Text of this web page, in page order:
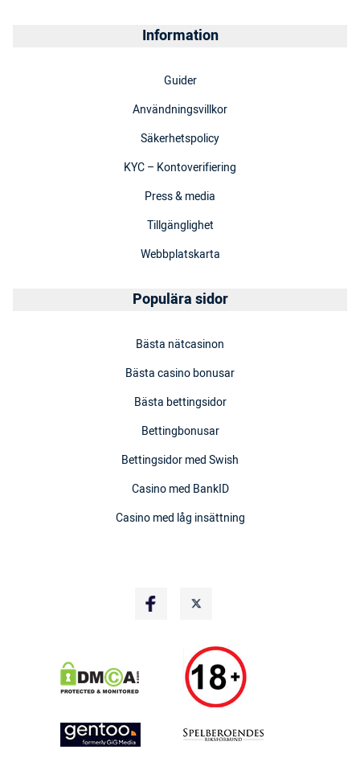
Information
Guider
Användningsvillkor
Säkerhetspolicy
KYC – Kontoverifiering
Press & media
Tillgänglighet
Webbplatskarta
Populära sidor
Bästa nätcasinon
Bästa casino bonusar
Bästa bettingsidor
Bettingbonusar
Bettingsidor med Swish
Casino med BankID
Casino med låg insättning